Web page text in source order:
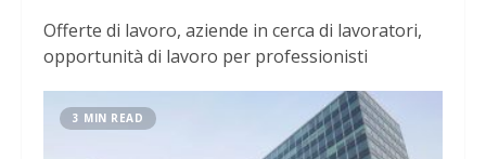
Offerte di lavoro, aziende in cerca di lavoratori,
opportunità di lavoro per professionisti
3 MIN READ